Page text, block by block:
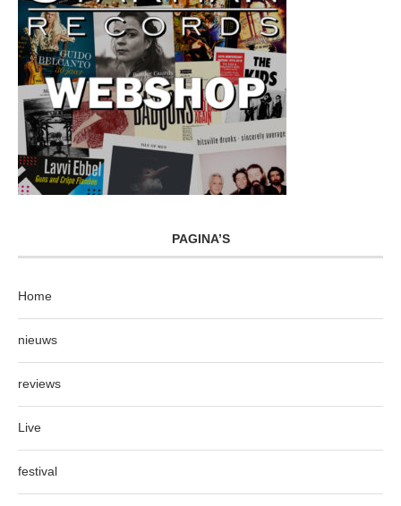
PAGINA’S
Home
nieuws
reviews
Live
festival